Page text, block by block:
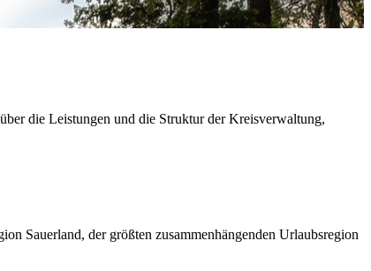
die Leistungen und die Struktur der Kreisverwaltung,
Sauerland, der größten zusammenhängenden Urlaubsregion